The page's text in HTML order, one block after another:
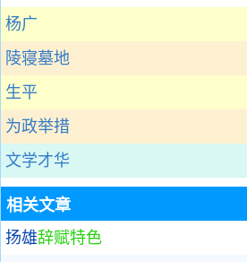
杨广
陵寝墓地
生平
为政举措
文学才华
相关文章
扬雄辞赋特色